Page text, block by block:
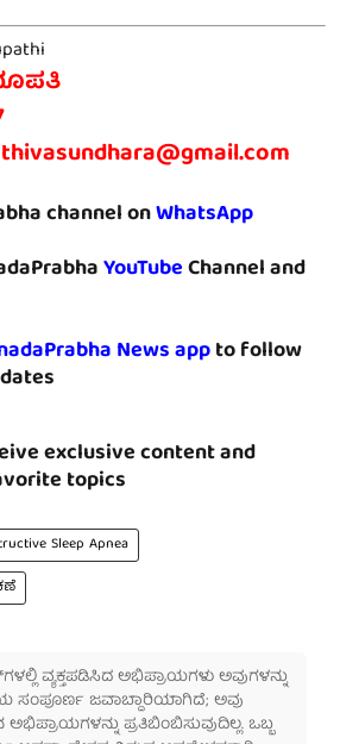
channel onWhatsApp
YouTubeChannel and
News appto follow
exclusive content and
topics
Sleep Apnea
ವ್ಯಕ್ತಪಡಿಸಿದ ಅಭಿಪ್ರಾಯಗಳು ಅವುಗಳನ್ನು
ಸಂಪೂರ್ಣ ಜವಾಬ್ದಾರಿಯಾಗಿದೆ; ಅವು
ಅಭಿಪ್ರಾಯಗಳನ್ನು ಪ್ರತಿಬಿಂಬಿಸುವುದಿಲ್ಲ. ಒಬ್ಬ